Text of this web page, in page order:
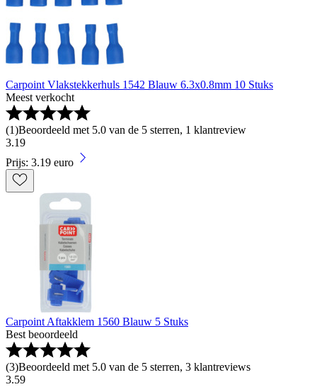
Carpoint Vlakstekkerhuls 1542 Blauw 6.3x0.8mm 10 Stuks
Meest verkocht
(1)Beoordeeld met 5.0 van de 5 sterren, 1 klantreview
3.19
Prijs: 3.19 euro
Carpoint Aftakklem 1560 Blauw 5 Stuks
Best beoordeeld
(3)Beoordeeld met 5.0 van de 5 sterren, 3 klantreviews
3.59